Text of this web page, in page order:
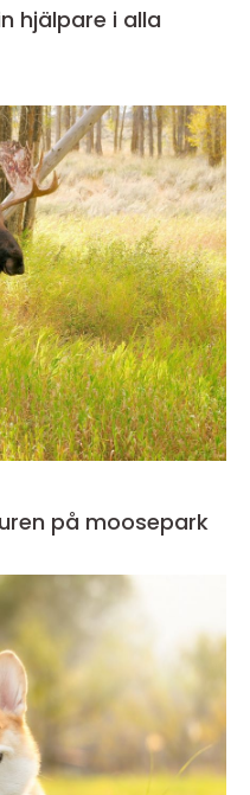
hjälpare i alla
på moosepark